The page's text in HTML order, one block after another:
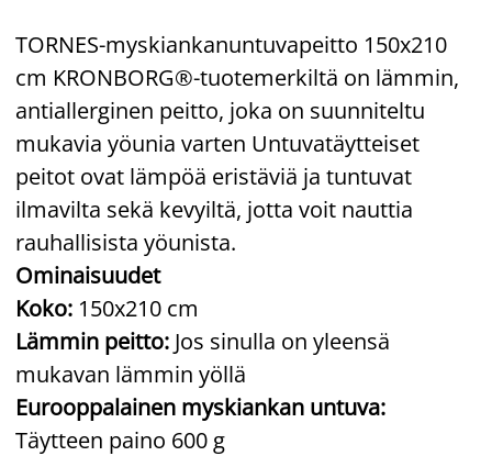
TORNES-myskiankanuntuvapeitto 150x210
cm KRONBORG®-tuotemerkiltä on lämmin,
antiallerginen peitto, joka on suunniteltu
mukavia yöunia varten Untuvatäytteiset
peitot ovat lämpöä eristäviä ja tuntuvat
ilmavilta sekä kevyiltä, jotta voit nauttia
rauhallisista yöunista.
Ominaisuudet
Koko: 150x210 cm
Lämmin peitto: Jos sinulla on yleensä
mukavan lämmin yöllä
Eurooppalainen myskiankan untuva:
Täytteen paino 600 g